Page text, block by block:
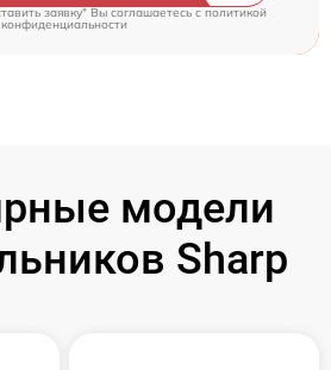
заявку" Вы соглашаетесь cполитикой
конфиденциальности
модели
Sharp